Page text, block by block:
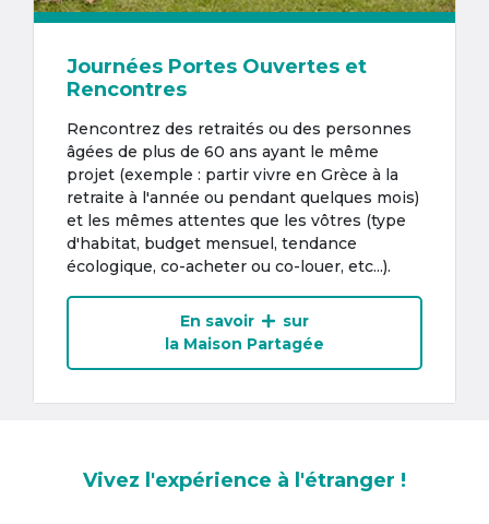
Journées Portes Ouvertes et
Rencontres
Rencontrez des retraités ou des personnes
âgées de plus de 60 ans ayant le même
projet (exemple : partir vivre en Grèce à la
retraite à l'année ou pendant quelques mois)
et les mêmes attentes que les vôtres (type
d'habitat, budget mensuel, tendance
écologique, co-acheter ou co-louer, etc...).
En savoir
sur
la Maison Partagée
Vivez l'expérience à l'étranger !